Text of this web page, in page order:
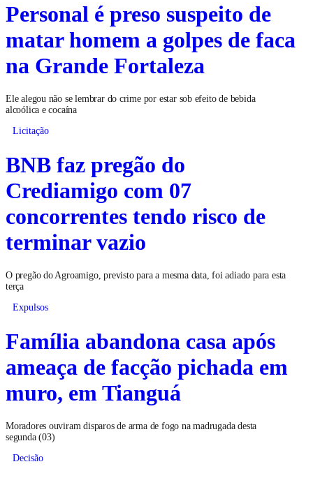
Personal é preso suspeito de
matar homem a golpes de faca
na Grande Fortaleza
Ele alegou não se lembrar do crime por estar sob efeito de bebida
alcoólica e cocaína
Licitação
BNB faz pregão do
Crediamigo com 07
concorrentes tendo risco de
terminar vazio
O pregão do Agroamigo, previsto para a mesma data, foi adiado para esta
terça
Expulsos
Família abandona casa após
ameaça de facção pichada em
muro, em Tianguá
Moradores ouviram disparos de arma de fogo na madrugada desta
segunda (03)
Decisão